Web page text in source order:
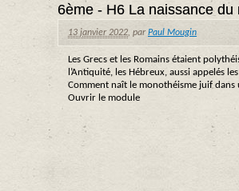
6ème - H6 La naissance du
13 janvier 2022, par Paul Mougin
Les Grecs et les Romains étaient
l’Antiquité, les Hébreux, aussi appelés
Comment naît le monothéisme juif
Ouvrir le module